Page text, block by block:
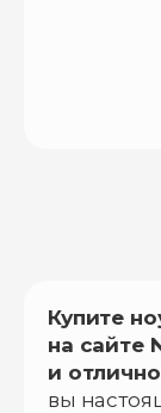
Купите
на сайте
и
вы